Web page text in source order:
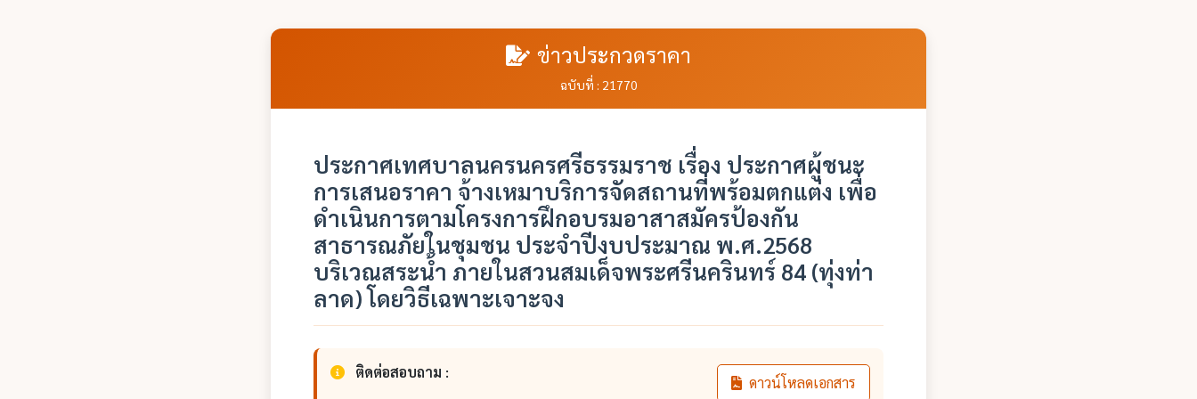
ข่าวประกวดราคา
ฉบับที่ : 21770
ประกาศเทศบาลนครนครศรีธรรมราช เรื่อง ประกาศผู้ชนะ
การเสนอราคา จ้างเหมาบริการจัดสถานที่พร้อมตกแต่ง เพื่อ
ดำเนินการตามโครงการฝึกอบรมอาสาสมัครป้องกัน
สาธารณภัยในชุมชน ประจำปีงบประมาณ พ.ศ.2568
บริเวณสระน้ำ ภายในสวนสมเด็จพระศรีนครินทร์ 84 (ทุ่งท่า
ลาด) โดยวิธีเฉพาะเจาะจง
ติดต่อสอบถาม :
ดาวน์โหลดเอกสาร